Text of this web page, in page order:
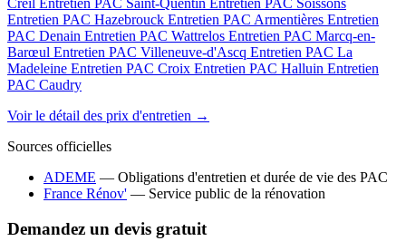
Creil Entretien PAC Saint-Quentin Entretien PAC Soissons
Entretien PAC Hazebrouck Entretien PAC Armentières Entretien
PAC Denain Entretien PAC Wattrelos Entretien PAC Marcq-en-
Barœul Entretien PAC Villeneuve-d'Ascq Entretien PAC La
Madeleine Entretien PAC Croix Entretien PAC Halluin Entretien
PAC Caudry
Voir le détail des prix d'entretien →
Sources officielles
ADEME — Obligations d'entretien et durée de vie des PAC
France Rénov' — Service public de la rénovation
Demandez un devis gratuit